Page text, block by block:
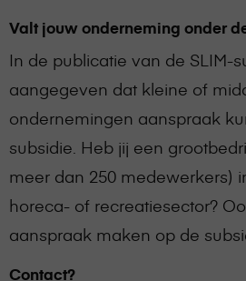
Valt jouw onderneming onder
In de publicatie van de SLIM-
aangegeven dat kleine of
ondernemingen aanspraak
subsidie. Heb jij een
meer dan 250 medewerkers)
horeca- of recreatiesector?
aanspraak maken op de
Contact?